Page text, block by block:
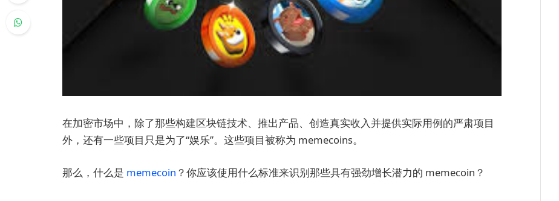
在加密市场中，除了那些构建区块链技术、推出产品、创造真实收入并提供实际用例的严肃项目
外，还有一些项目只是为了“娱乐”。这些项目被称为 memecoins。
那么，什么是 memecoin ？你应该使用什么标准来识别那些具有强劲增长潜力的 memecoin？